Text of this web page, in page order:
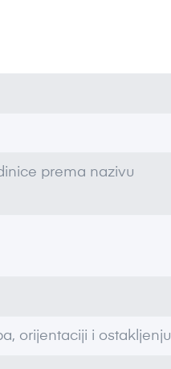
prema nazivu
orijentaciji i ostakljenju